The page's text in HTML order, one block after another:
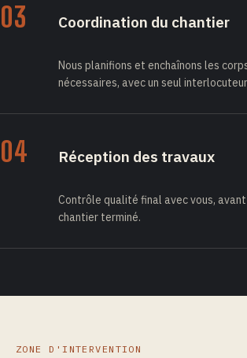
03 Coordination du chantier
Nous planifions et enchaînons les
nécessaires, avec un seul
04 Réception des travaux
Contrôle qualité final avec vous,
chantier terminé.
ZONE D'INTERVENTION